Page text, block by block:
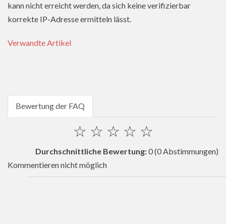
kann nicht erreicht werden, da sich keine verifizierbar
korrekte IP-Adresse ermitteln lässt.
Verwandte Artikel
Bewertung der FAQ
☆
☆
☆
☆
☆
Durchschnittliche Bewertung:0(0 Abstimmungen)
Kommentieren nicht möglich